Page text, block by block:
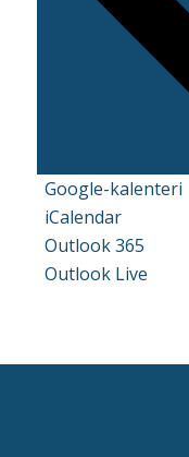
Google-kalenteri
iCalendar
Outlook 365
Outlook Live